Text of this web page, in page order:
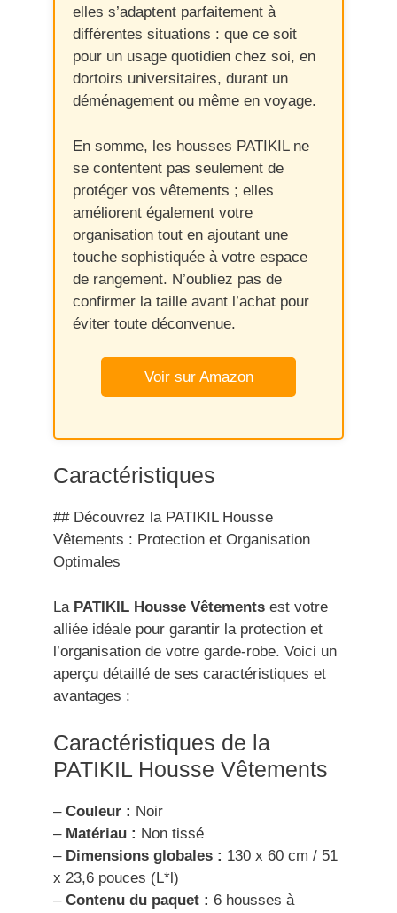
elles s’adaptent parfaitement à
différentes situations : que ce soit
pour un usage quotidien chez soi, en
dortoirs universitaires, durant un
déménagement ou même en voyage.
En somme, les housses PATIKIL ne
se contentent pas seulement de
protéger vos vêtements ; elles
améliorent également votre
organisation tout en ajoutant une
touche sophistiquée à votre espace
de rangement. N’oubliez pas de
confirmer la taille avant l’achat pour
éviter toute déconvenue.
Voir sur Amazon
Caractéristiques
## Découvrez la PATIKIL Housse
Vêtements : Protection et Organisation
Optimales
La PATIKIL Housse Vêtements est votre
alliée idéale pour garantir la protection et
l’organisation de votre garde-robe. Voici un
aperçu détaillé de ses caractéristiques et
avantages :
Caractéristiques de la
PATIKIL Housse Vêtements
– Couleur : Noir
– Matériau : Non tissé
– Dimensions globales : 130 x 60 cm / 51
x 23,6 pouces (L*l)
– Contenu du paquet : 6 housses à